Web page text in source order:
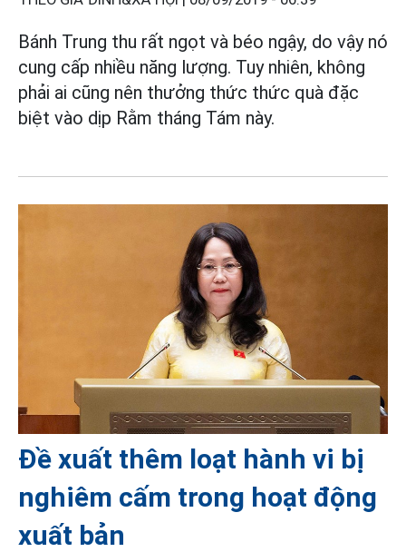
Bánh Trung thu rất ngọt và béo ngậy, do vậy nó
cung cấp nhiều năng lượng. Tuy nhiên, không
phải ai cũng nên thưởng thức thức quà đặc
biệt vào dịp Rằm tháng Tám này.
Đề xuất thêm loạt hành vi bị
nghiêm cấm trong hoạt động
xuất bản